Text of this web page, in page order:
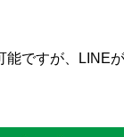
ですが、LINE